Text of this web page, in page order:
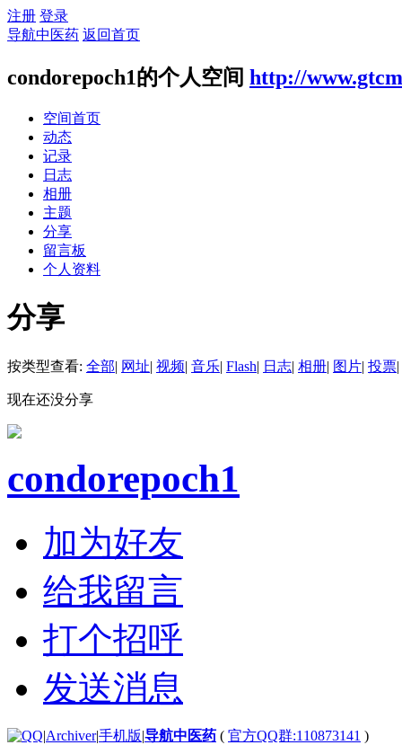
注册 登录
导航中医药 返回首页
condorepoch1的个人空间 http://
空间首页
动态
记录
日志
相册
主题
分享
留言板
个人资料
分享
按类型查看: 全部| 网址| 视频| 音乐| Flash| 日志| 相册| 图片| 投票|
现在还没分享
condorepoch1
加为好友
给我留言
打个招呼
发送消息
|Archiver|手机版|导航中医药 ( 官方QQ群:110873141 )